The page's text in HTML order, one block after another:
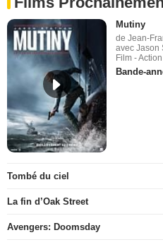
Mutiny
de Jean-
avec Jason
Film - Action
Bande-
Tombé du ciel
La fin d’Oak Street
Avengers: Doomsday